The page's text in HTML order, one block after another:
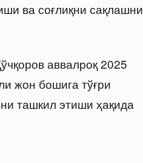
ва соғлиқни сақлашни
аввалроқ 2025
жон бошига тўғри
ташкил этиши ҳақида